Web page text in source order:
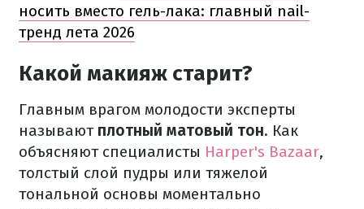
носить вместо гель-лака: главный nail-
тренд лета 2026
Какой макияж старит?
Главным врагом молодости эксперты
называют плотный матовый тон. Как
объясняют специалисты Harper's Bazaar,
толстый слой пудры или тяжелой
тональной основы моментально